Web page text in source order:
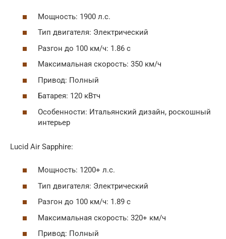
Мощность: 1900 л.с.
Тип двигателя: Электрический
Разгон до 100 км/ч: 1.86 с
Максимальная скорость: 350 км/ч
Привод: Полный
Батарея: 120 кВтч
Особенности: Итальянский дизайн, роскошный
интерьер
Lucid Air Sapphire:
Мощность: 1200+ л.с.
Тип двигателя: Электрический
Разгон до 100 км/ч: 1.89 с
Максимальная скорость: 320+ км/ч
Привод: Полный